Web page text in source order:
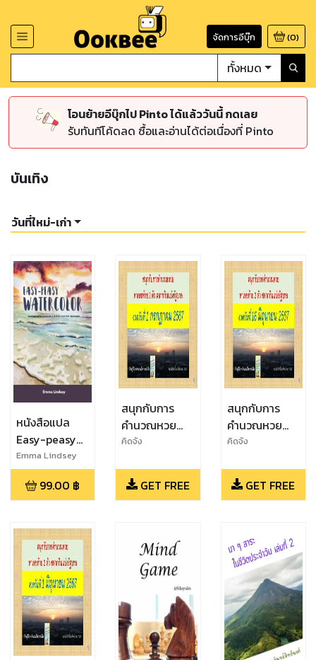
จัดการอีบุ๊ก (0)
ทั้งหมด
โอนย้ายอีบุ๊กไป Pinto ได้แล้ววันนี้ กดเลย
รับทันทีโค้ดลด ซื้อและอ่านได้ต่อเนื่องที่ Pinto
บันเทิง
วันที่ใหม่-เก่า
หนังสือแปล
Easy-peasy
Watercolor
Painting with
Confidence
For Beginners
เรียนรู้การ
ระบายสีน้ำอย่าง
ง่ายๆ ด้วยความ
มั่
Emma Lindsey
99.00 ฿
สนุกกับการ
คำนวณหวย
งวดวันที่ 1
2567
คิดจัง
GET FREE
สนุกกับการ
คำนวณหวย
งวดวันที่ 16
คิดจัง
GET FREE